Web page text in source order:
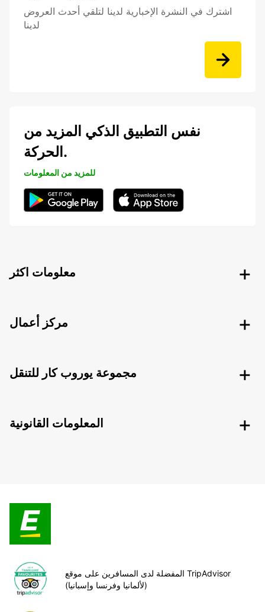
اشترك في النشرة الإخبارية لدينا لتلقي أحدث العروض
لدينا
نفس التطبيق الذكي المزيد من
الحركة.
للمزيد من المعلومات
معلومات اكثر
مركز أعمال
مجموعة يوروب كار للتنقل
المعلومات القانونية
المفضلة لدى المسافرين على موقع TripAdvisor
(لألمانيا وفرنسا وإسبانيا)